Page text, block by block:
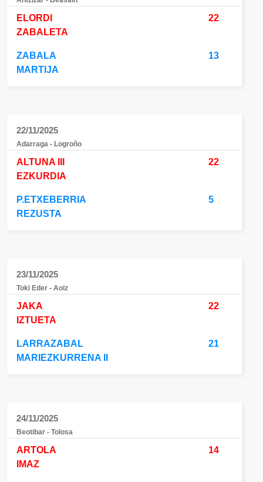
ELORDI
ZABALETA
22
ZABALA
MARTIJA
13
22/11/2025
Adarraga - Logroño
ALTUNA III
EZKURDIA
22
P.ETXEBERRIA
REZUSTA
5
23/11/2025
Toki Eder - Aoiz
JAKA
IZTUETA
22
LARRAZABAL
MARIEZKURRENA II
21
24/11/2025
Beotibar - Tolosa
ARTOLA
IMAZ
14